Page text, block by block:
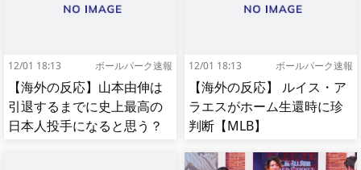
12/01 18:13 ボールパーク速報
【海外の反応】山本由伸は
引退するまでに史上最高の
日本人投手になると思う？
12/01 18:13 ボールパーク速報
【海外の反応】 ルイス・ア
ラエスがホーム生還時に珍
判断【MLB】